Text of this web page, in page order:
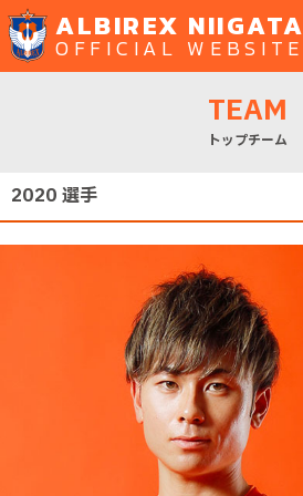
ALBIREX NIIGATA
OFFICIAL WEBSITE
TEAM
トップチーム
2020 選手